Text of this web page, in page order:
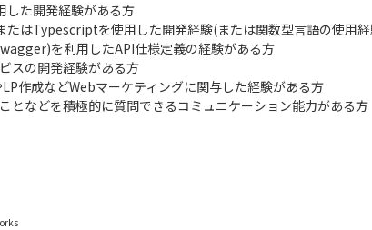
した開発経験がある方
たはTypescriptを使用した開発経験(または関数型言語の使用
を利用したAPI仕様定義の経験がある方
スの開発経験がある方
LP作成などWebマーケティングに関与した経験がある方
となどを積極的に質問できるコミュニケーション能力がある方